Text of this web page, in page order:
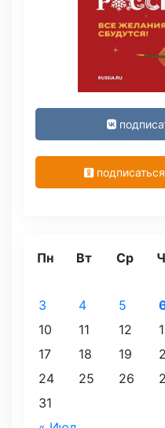
Пн Вт Ср
3
4 5
10
11 12
17
18 19
24
25 26
31